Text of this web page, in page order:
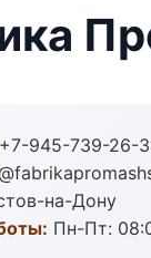
+7-945-739-26-
на-Дону
Пн-Пт: